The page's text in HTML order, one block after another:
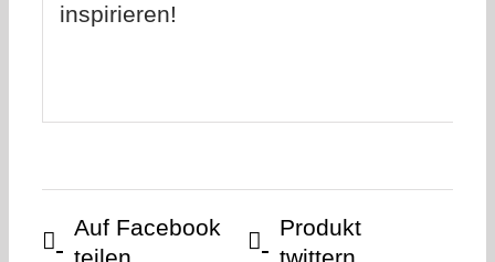
inspirieren!
Auf Facebook
teilen
Produkt
twittern